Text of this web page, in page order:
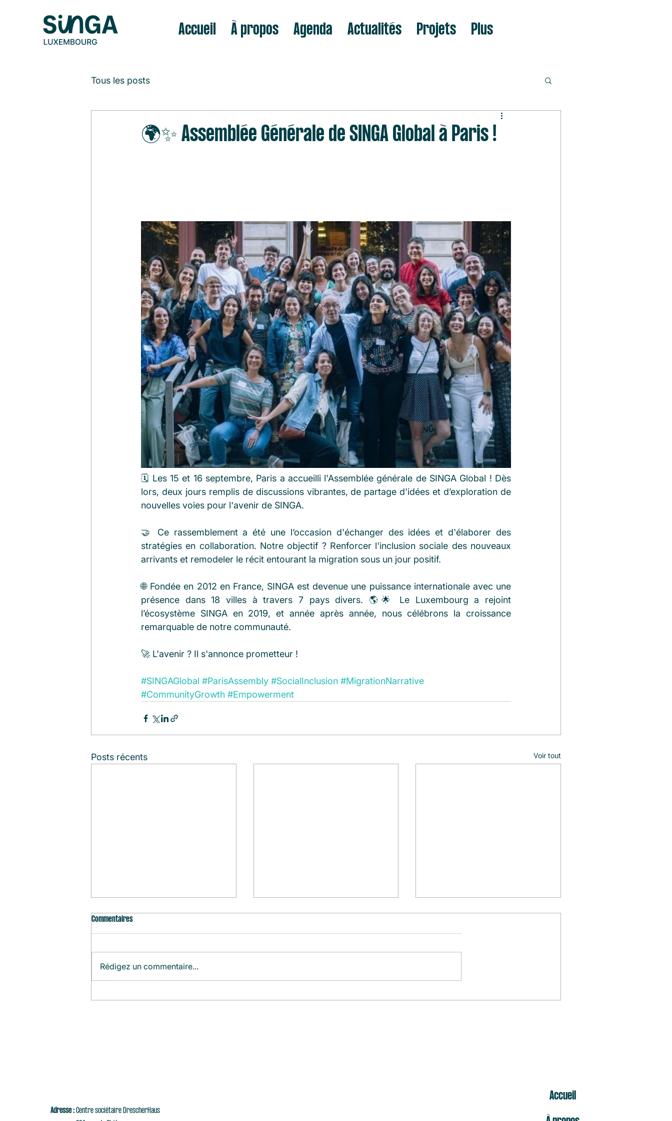
Accueil À propos Agenda Actualités Projets Plus
Tous les posts
🌍✨ Assemblée Générale de SINGA Global à Paris !
🗓️ Les 15 et 16 septembre, Paris a accueilli l'Assemblée générale de SINGA Global ! Dès
lors, deux jours remplis de discussions vibrantes, de partage d'idées et d’exploration de
nouvelles voies pour l'avenir de SINGA.
🤝 Ce rassemblement a été une l’occasion d'échanger des idées et d'élaborer des
stratégies en collaboration. Notre objectif ? Renforcer l'inclusion sociale des nouveaux
arrivants et remodeler le récit entourant la migration sous un jour positif.
🌐 Fondée en 2012 en France, SINGA est devenue une puissance internationale avec une
présence dans 18 villes à travers 7 pays divers. 🌎🌟 Le Luxembourg a rejoint
l’écosystème SINGA en 2019, et année après année, nous célébrons la croissance
remarquable de notre communauté.
🚀 L'avenir ? Il s'annonce prometteur !
#SINGAGlobal #ParisAssembly #SocialInclusion #MigrationNarrative
#CommunityGrowth #Empowerment
Posts récents Voir tout
Agenda du Mois (Août)
Commentaires
Rédigez un commentaire...
Adresse :Centre sociétaire DrescherHaus
Accueil